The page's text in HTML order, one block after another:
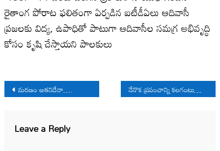
రైతాంగ పోరాట ఫలితంగా ఏర్పడిన ఐటీడీఏలు ఆదివాసీ
ప్రజలకు విద్య, ఉపాధితో పాటుగా ఆదివాసీల సమగ్ర అభివృద్ధి
కోసం కృషి చేస్తాయని పాలకులు
Post
navigation
మరణం అతనిదేనా…. నేనొక ప్రపంచాన్ని కలగంటున్నాను
Leave a Reply